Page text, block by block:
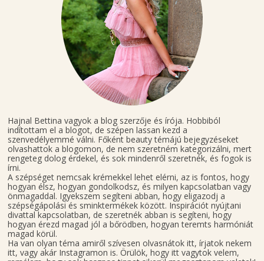
Hajnal Bettina vagyok a blog szerzője és írója. Hobbiból
indítottam el a blogot, de szépen lassan kezd a
szenvedélyemmé válni. Főként beauty témájú bejegyzéseket
olvashattok a blogomon, de nem szeretném kategorizálni, mert
rengeteg dolog érdekel, és sok mindenről szeretnék, és fogok is
írni.
A szépséget nemcsak krémekkel lehet elérni, az is fontos, hogy
hogyan élsz, hogyan gondolkodsz, és milyen kapcsolatban vagy
önmagaddal. Igyekszem segíteni abban, hogy eligazodj a
szépségápolási és sminktermékek között. Inspirációt nyújtani
divattal kapcsolatban, de szeretnék abban is segíteni, hogy
hogyan érezd magad jól a bőrödben, hogyan teremts harmóniát
magad körül.
Ha van olyan téma amiről szívesen olvasnátok itt, írjatok nekem
itt, vagy akár Instagramon is. Örülök, hogy itt vagytok velem,